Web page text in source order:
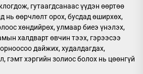
гутаагдсанаас үүдэн өөртөө
нь өөрчлөлт орох, бусдад өширхөх,
хөндийрөх, улмаар биеэ үнэлэх,
халдварт өвчин тээх, гэрээсээ
дайжих, худалдагдах,
гэмт хэргийн золиос болох нь цөөнгүй